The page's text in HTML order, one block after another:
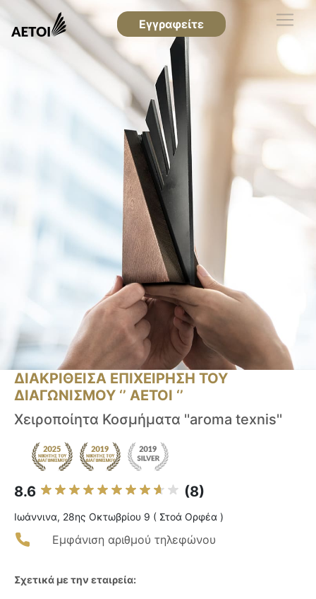
Εγγραφείτε
ΔΙΑΚΡΙΘΕΙΣΑ ΕΠΙΧΕΙΡΗΣΗ ΤΟΥ
ΔΙΑΓΩΝΙΣΜΟΥ ‘’ ΑΕΤΟΙ ‘’
Χειροποίητα Κοσμήματα ''aroma texnis''
8.6 (8)
Ιωάννινα, 28ης Οκτωβρίου 9 ( Στοά Ορφέα )
Εμφάνιση αριθμού τηλεφώνου
Σχετικά με την εταιρεία: